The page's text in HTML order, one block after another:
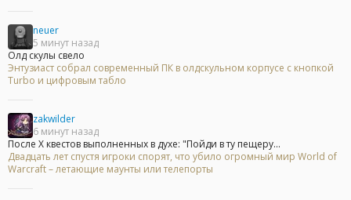
neuer
5 минут назад
Олд скулы свело
Энтузиаст собрал современный ПК в олдскульном корпусе с кнопкой
Turbo и цифровым табло
zakwilder
6 минут назад
После Х квестов выполненных в духе: "Пойди в ту пещеру...
Двадцать лет спустя игроки спорят, что убило огромный мир World of
Warcraft – летающие маунты или телепорты